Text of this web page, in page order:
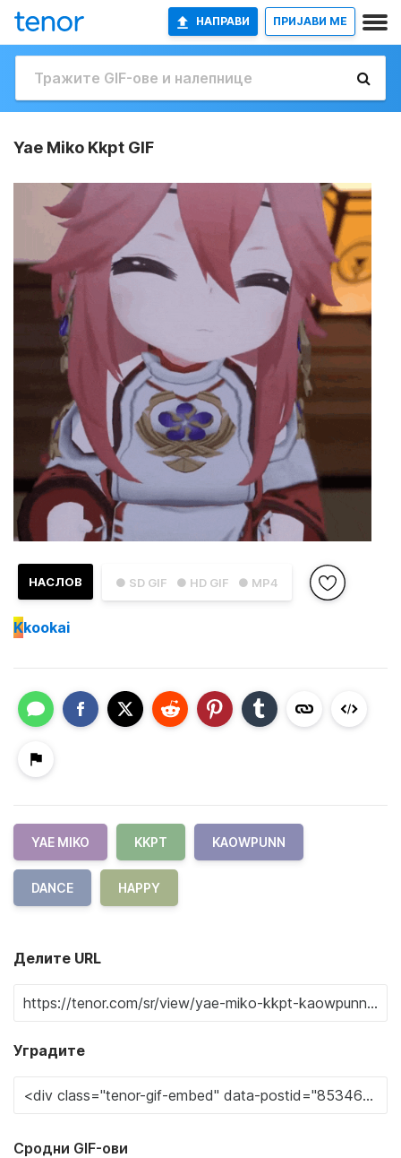
НАПРАВИ ПРИЈАВИ МЕ
Yae Miko Kkpt GIF
● SD GIF ● HD GIF ● MP4
НАСЛОВ
Kkookai
YAE MIKO KKPT KAOWPUNN
DANCE HAPPY
Делите URL
Уградите
Сродни GIF-ови